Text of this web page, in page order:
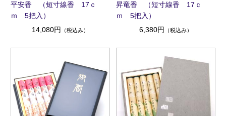
平安香 （短寸線香 17ｃ
ｍ 5把入）
14,080円
（税込み）
昇竜香 （短寸線香 17ｃ
ｍ 5把入）
6,380円
（税込み）